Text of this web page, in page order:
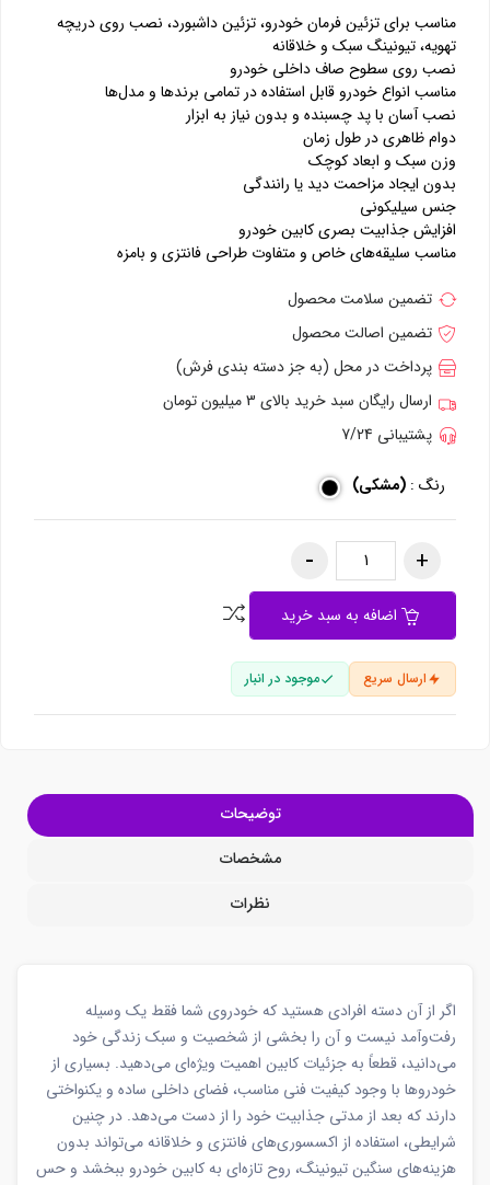
مناسب برای تزئین فرمان خودرو، تزئین داشبورد، نصب روی دریچه
تهویه، تیونینگ سبک و خلاقانه
نصب روی سطوح صاف داخلی خودرو
مناسب انواع خودرو قابل استفاده در تمامی برندها و مدل‌ها
نصب آسان با پد چسبنده و بدون نیاز به ابزار
دوام ظاهری در طول زمان
وزن سبک و ابعاد کوچک
بدون ایجاد مزاحمت دید یا رانندگی
جنس سیلیکونی
افزایش جذابیت بصری کابین خودرو
مناسب سلیقه‌های خاص و متفاوت طراحی فانتزی و بامزه
تضمین سلامت محصول
تضمین اصالت محصول
پرداخت در محل (به جز دسته بندی فرش)
ارسال رایگان سبد خرید بالای 3 میلیون تومان
پشتیبانی 7/24
رنگ : (مشکی)
اضافه به سبد خرید
ارسال سریع موجود در انبار
توضیحات
مشخصات
نظرات
اگر از آن دسته افرادی هستید که خودروی شما فقط یک وسیله
رفت‌وآمد نیست و آن را بخشی از شخصیت و سبک زندگی خود
می‌دانید، قطعاً به جزئیات کابین اهمیت ویژه‌ای می‌دهید. بسیاری از
خودروها با وجود کیفیت فنی مناسب، فضای داخلی ساده و یکنواختی
دارند که بعد از مدتی جذابیت خود را از دست می‌دهد. در چنین
شرایطی، استفاده از اکسسوری‌های فانتزی و خلاقانه می‌تواند بدون
هزینه‌های سنگین تیونینگ، روح تازه‌ای به کابین خودرو ببخشد و حس